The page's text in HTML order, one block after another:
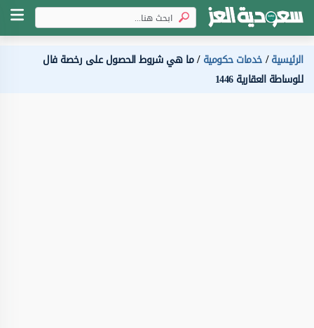
الرئيسية خدمات حكومية ما هي شروط الحصول على رخصة فال
للوساطة العقارية 1446